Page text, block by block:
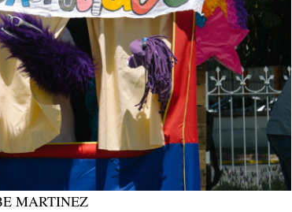
MARTINEZ